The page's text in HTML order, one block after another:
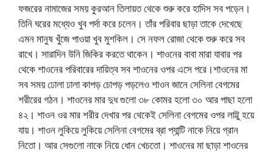
ফজরের নামাজের সময় কুরআন তিলায়ত থেকে শুরু করে হাদিস সব পড়েন।
তিনি ঘরের মধ্যেও খুব পর্দা করে চলেন। তাঁর পরিবার ছাড়া তাকে দেখেছে
এমন মানুষ খুঁজে পাওয়া খুব মুশকিল। সে নফল রোজা থেকে শুরু করে সব
রাখে। সারাদিন উনি জিকির করতে থাকেন। শাওনের বাবা মারা যাবার পর
থেকে শাওনের পরিবারের দায়িত্ব সব শাওনের ওপর এসে পরে।শাওনের মা
সব সময় ঢোলা ঢালা কাপড় চোপড় পড়লেও শাওন জানে সেলিনা বেগমের
শরীরের গঠন। শাওনের মার দুধ গুলো ৩৮ কোমর হলো ৩০ আর পাছা হলো
৪২। শাওন ওর মার শরীর দেখার পর থেকেই সেলিনা বেগমের ওপর লাট্টু হয়ে
যায়। শাওন লুকিয়ে লুকিয়ে সেলিনা বেগমের ব্রা প্যান্টি নাকে নিয়ে গ্রান
নিতো। আর সেগুলো নাকে নিয়ে ধোন খেচতো। শাওনের মা ছাড়া শাওনের